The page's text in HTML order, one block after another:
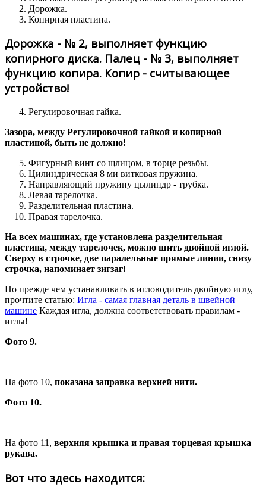
Дорожка.
Копирная пластина.
Дорожка - № 2, выполняет функцию
копирного диска. Палец - № 3, выполняет
функцию копира. Копир - считывающее
устройство!
Регулировочная гайка.
Зазора, между Регулировочной гайкой и копирной
пластиной, быть не должно!
Фигурный винт со щлицом, в торце резьбы.
Цилиндрическая 8 ми витковая пружина.
Направляющий пружину цылиндр - трубка.
Левая тарелочка.
Разделительная пластина.
Правая тарелочка.
На всех машинах, где установлена разделительная
пластина, между тарелочек, можно шить двойной иглой.
Сверху в строчке, две паралельные прямые линии, снизу
строчка, напоминает зигзаг!
Но прежде чем устанавливать в игловодитель двойную иглу,
прочтите статью: Игла - самая главная деталь в швейной
машине Каждая игла, должна соответствовать правилам -
иглы!
Фото 9.
На фото 10, показана заправка верхней нити.
Фото 10.
На фото 11, верхняя крышка и правая торцевая крышка
рукава.
Вот что здесь находится: